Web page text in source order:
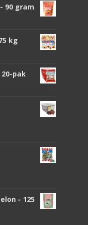
90 gram
kg
pak
- 125